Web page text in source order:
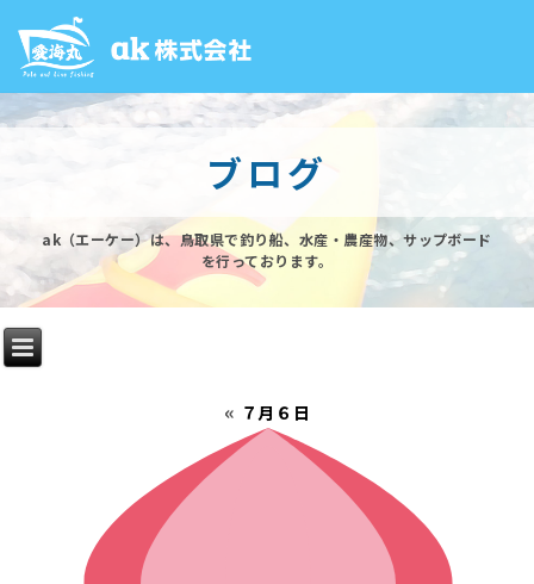
ブログ
ak（エーケー）は、鳥取県で釣り船、水産・農産物、サップボード
を行っております。
« ７月６日